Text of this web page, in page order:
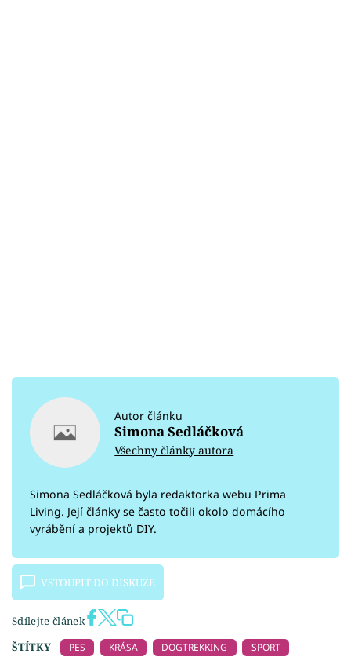
Autor článku
Simona Sedláčková
Všechny články autora
Simona Sedláčková byla redaktorka webu Prima
Living. Její články se často točili okolo domácího
vyrábění a projektů DIY.
VSTOUPIT DO DISKUZE
Sdílejte článek
ŠTÍTKY
PES KRÁSA DOGTREKKING
SPORT